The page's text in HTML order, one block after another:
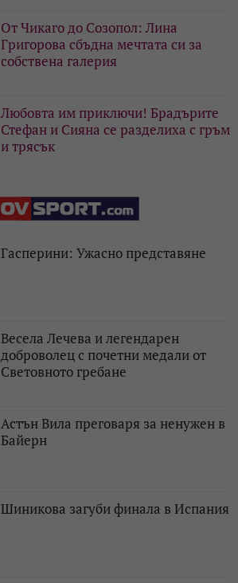
От Чикаго до Созопол: Лина
Григорова сбъдна мечтата си за
собствена галерия
Любовта им приключи! Брадърите
Стефан и Сияна се разделиха с гръм
и трясък
Гасперини: Ужасно представяне
Весела Лечева и легендарен
доброволец с почетни медали от
Световното гребане
Астън Вила преговаря за ненужен в
Байерн
Шиникова загуби финала в Испания